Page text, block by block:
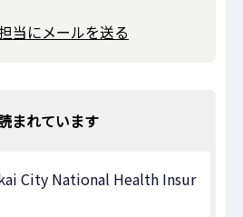
当にメールを送る
まれています
City National Health Insur